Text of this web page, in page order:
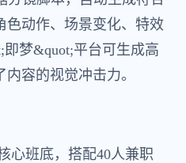
色动作、场景变化、特效
梦&quot;平台可生成高
容的视觉冲击力。
心班底，搭配40人兼职